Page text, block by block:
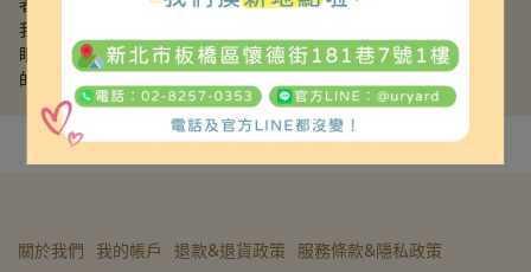
者。這為成為一家活躍於國際市場的跨國公司奠定了基礎。
我們引以為傲的是我們的優良傳統和悠久歷史，同時也從未忘記放
眼未來。我們致力於開發符合最新標準的創新產品，並為盡可能多
的人提供安心、自由和獨立。這是我們使命的核心。
關於我們 我的帳戶 退款&退貨政策
服務條款&隱私政策